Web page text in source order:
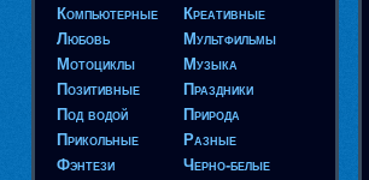
Компьютерные
Креативные
Любовь
Мультфильмы
Мотоциклы
Музыка
Позитивные
Праздники
Под водой
Природа
Прикольные
Разные
Фэнтези
Черно-белые